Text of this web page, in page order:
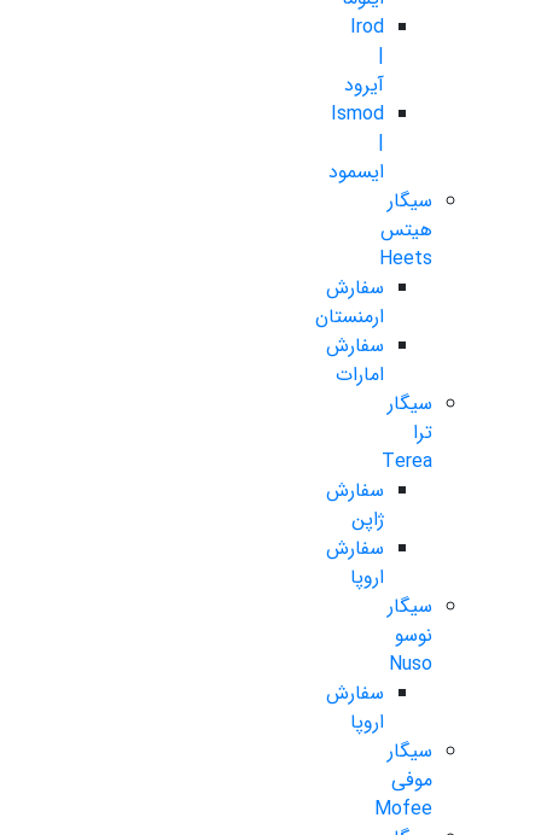
Irod
|
آیرود
Ismod
|
ایسمود
سیگار
هیتس
Heets
سفارش
ارمنستان
سفارش
امارات
سیگار
ترا
Terea
سفارش
ژاپن
سفارش
اروپا
سیگار
نوسو
Nuso
سفارش
اروپا
سیگار
موفی
Mofee